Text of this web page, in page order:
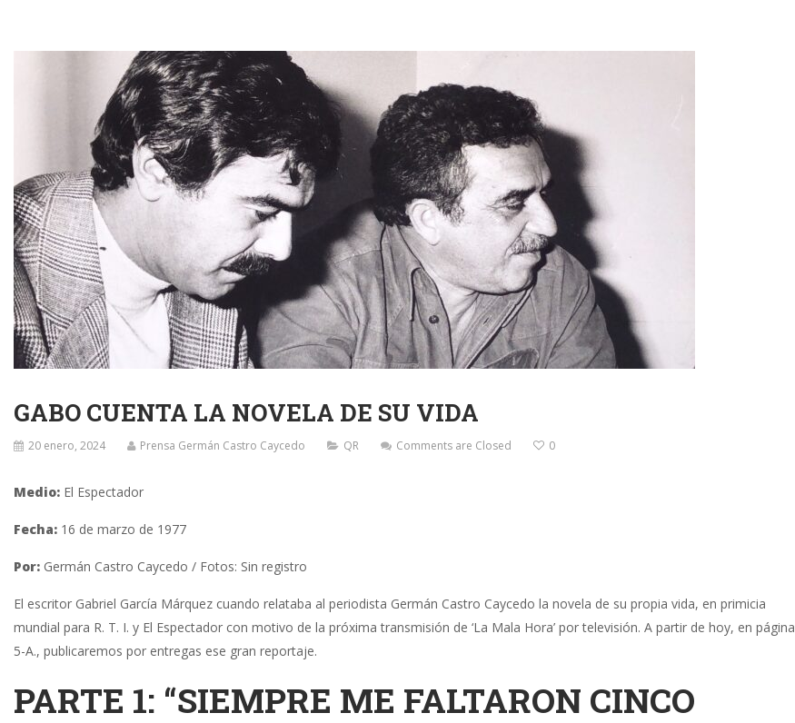
GABO CUENTA LA NOVELA DE SU VIDA
20 enero, 2024 Prensa Germán Castro Caycedo QR Comments are Closed 0
Medio: El Espectador
Fecha: 16 de marzo de 1977
Por: Germán Castro Caycedo / Fotos: Sin registro
El escritor Gabriel García Márquez cuando relataba al periodista Germán Castro Caycedo la novela de su propia vida, en primicia
mundial para R. T. I. y El Espectador con motivo de la próxima transmisión de ‘La Mala Hora’ por televisión. A partir de hoy, en página
5-A., publicaremos por entregas ese gran reportaje.
PARTE 1: “SIEMPRE ME FALTARON CINCO